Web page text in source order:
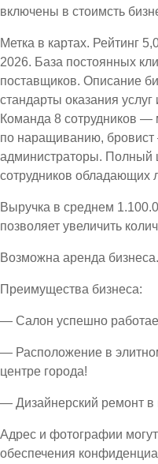
включены в стоимсть
Метка в картах. Рейтинг
2026. База постоянных
поставщиков. Описание
стандарты оказания
Команда 8 сотрудников —
по наращиванию,
администраторы. Полный
сотрудников обладающих
Выручка в среднем
позволяет увеличить
Возможна аренда бизнеса.
Преимущества бизнеса:
— Салон успешно
— Расположение в
центре города!
— Дизайнерский ремонт
Адрес и фотографии
обеспечения